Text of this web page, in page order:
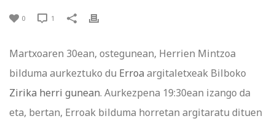
0 1
Martxoaren 30ean, ostegunean, Herrien Mintzoa
bilduma aurkeztuko du Erroa argitaletxeak Bilboko
Zirika herri gunean. Aurkezpena 19:30ean izango da
eta, bertan, Erroak bilduma horretan argitaratu dituen